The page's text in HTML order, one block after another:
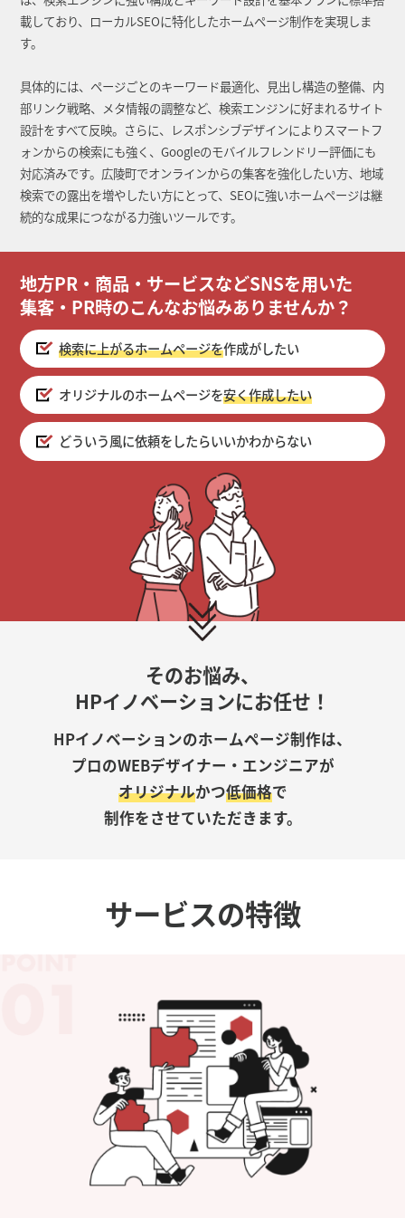
載しており、ローカルSEOに特化したホームページ制作を実現しま
す。
具体的には、ページごとのキーワード最適化、見出し構造の整備、内
部リンク戦略、メタ情報の調整など、検索エンジンに好まれるサイト
設計をすべて反映。さらに、レスポンシブデザインによりスマートフ
ォンからの検索にも強く、Googleのモバイルフレンドリー評価にも
対応済みです。広陵町でオンラインからの集客を強化したい方、地域
検索での露出を増やしたい方にとって、SEOに強いホームページは継
続的な成果につながる力強いツールです。
地方PR・商品・サービスなどSNSを用いた
集客・PR時のこんなお悩みありませんか？
検索に上がるホームページを作成がしたい
オリジナルのホームページを安く作成したい
どういう風に依頼をしたらいいかわからない
そのお悩み、
HPイノベーションにお任せ！
HPイノベーションのホームページ制作は、
プロのWEBデザイナー・エンジニアが
オリジナルかつ低価格で
制作をさせていただきます。
サービスの特徴